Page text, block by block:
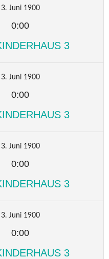
3. Juni 1900
0:00
3
3. Juni 1900
0:00
3
3. Juni 1900
0:00
3
3. Juni 1900
0:00
3